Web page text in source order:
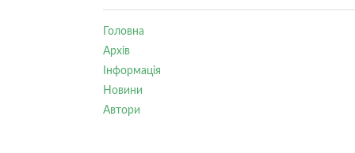
Головна
Архів
Інформація
Новини
Автори